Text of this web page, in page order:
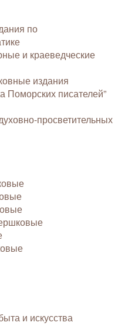
по
и краеведческие
издания
Поморских писателей”
просветительных
и искусства